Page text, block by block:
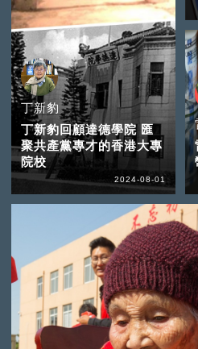
丁新豹
丁新豹回顧達德學院 匯
聚共產黨專才的香港大專
院校
2024-08-01